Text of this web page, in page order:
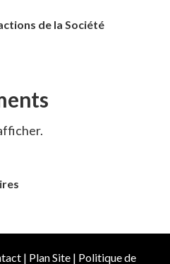
de la Société
| Plan Site| Politique de